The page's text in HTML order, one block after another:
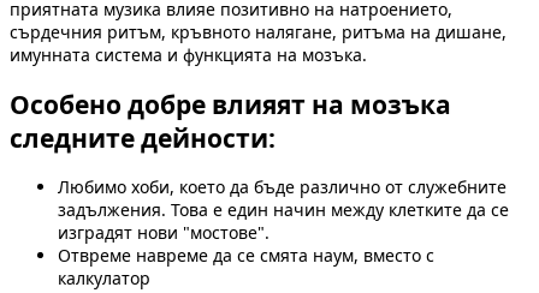
приятната музика влияе позитивно на натроението,
сърдечния ритъм, кръвното налягане, ритъма на дишане,
имунната система и функцията на мозъка.
Особено добре влияят на мозъка
следните дейности:
Любимо хоби, което да бъде различно от служебните
задължения. Това е един начин между клетките да се
изградят нови "мостове".
Отвреме навреме да се смята наум, вместо с
калкулатор